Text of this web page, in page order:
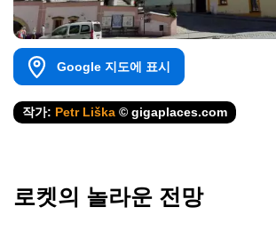
Google 지도에 표시
작가: Petr Liška © gigaplaces.com
로켓의 놀라운 전망